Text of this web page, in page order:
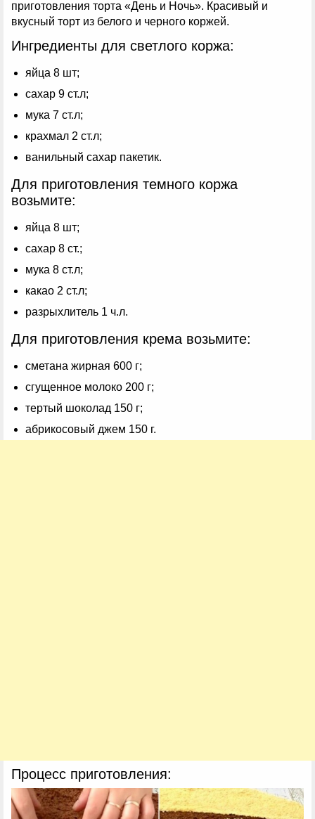
приготовления торта «День и Ночь». Красивый и
вкусный торт из белого и черного коржей.
Ингредиенты для светлого коржа:
яйца 8 шт;
сахар 9 ст.л;
мука 7 ст.л;
крахмал 2 ст.л;
ванильный сахар пакетик.
Для приготовления темного коржа
возьмите:
яйца 8 шт;
сахар 8 ст.;
мука 8 ст.л;
какао 2 ст.л;
разрыхлитель 1 ч.л.
Для приготовления крема возьмите:
сметана жирная 600 г;
сгущенное молоко 200 г;
тертый шоколад 150 г;
абрикосовый джем 150 г.
Процесс приготовления: